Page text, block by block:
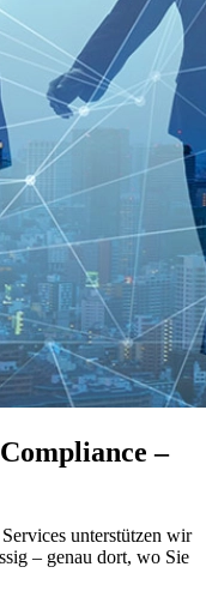
–
unterstützen wir
– genau dort, wo Sie